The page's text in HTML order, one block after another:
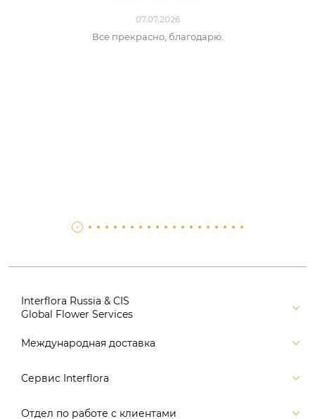
07.07.2026
Все прекрасно, благодарю.
Interflora Russia & CIS
Global Flower Services
Версия для печати
Поиск
Международная доставка
Россия
Сервис Interflora
Заказ и оплата
Отдел по работе с клиентами